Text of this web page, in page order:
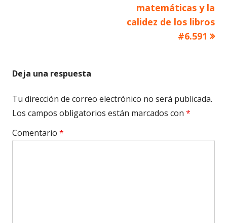
matemáticas y la
calidez de los libros
#6.591
Deja una respuesta
Tu dirección de correo electrónico no será publicada.
Los campos obligatorios están marcados con *
Comentario *